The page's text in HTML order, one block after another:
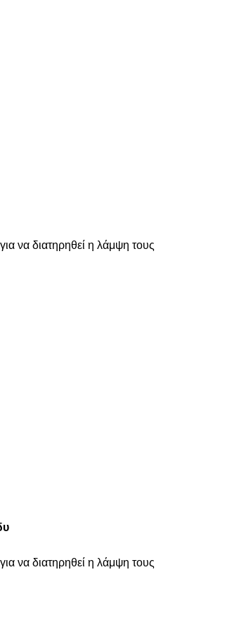
να διατηρηθεί η λάμψη τους
να διατηρηθεί η λάμψη τους